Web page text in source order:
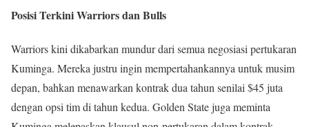
Posisi Terkini Warriors dan Bulls
Warriors kini dikabarkan mundur dari semua negosiasi pertukaran
Kuminga. Mereka justru ingin mempertahankannya untuk musim
depan, bahkan menawarkan kontrak dua tahun senilai $45 juta
dengan opsi tim di tahun kedua. Golden State juga meminta